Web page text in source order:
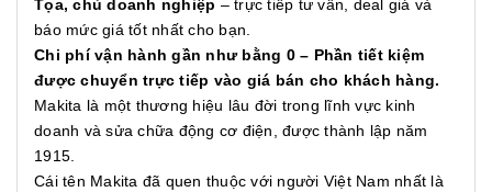
Tọa, chủ doanh nghiệp – trực tiếp tư vấn, deal giá và
báo mức giá tốt nhất cho bạn.
Chi phí vận hành gần như bằng 0 – Phần tiết kiệm
được chuyển trực tiếp vào giá bán cho khách hàng.
Makita là một thương hiệu lâu đời trong lĩnh vực kinh
doanh và sửa chữa động cơ điện, được thành lập năm
1915.
Cái tên Makita đã quen thuộc với người Việt Nam nhất là